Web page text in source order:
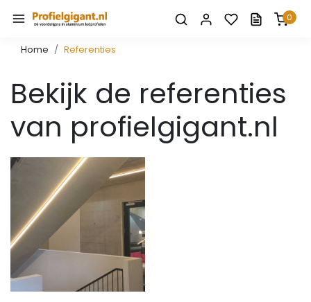
0
Home Referenties
Bekijk de referenties
van profielgigant.nl